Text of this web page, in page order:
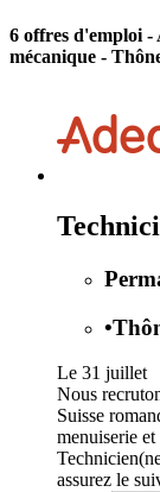
6 offres d'emploi -
mécanique -
•
Le 31 juillet
Nous
Suisse
menuiserie
assurez le